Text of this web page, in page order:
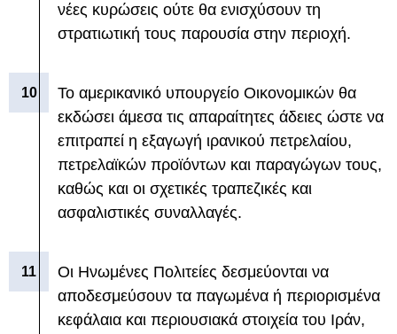
νέες κυρώσεις ούτε θα ενισχύσουν τη
στρατιωτική τους παρουσία στην περιοχή.
Το αμερικανικό υπουργείο Οικονομικών θα
εκδώσει άμεσα τις απαραίτητες άδειες ώστε να
επιτραπεί η εξαγωγή ιρανικού πετρελαίου,
πετρελαϊκών προϊόντων και παραγώγων τους,
καθώς και οι σχετικές τραπεζικές και
ασφαλιστικές συναλλαγές.
Οι Ηνωμένες Πολιτείες δεσμεύονται να
αποδεσμεύσουν τα παγωμένα ή περιορισμένα
κεφάλαια και περιουσιακά στοιχεία του Ιράν,